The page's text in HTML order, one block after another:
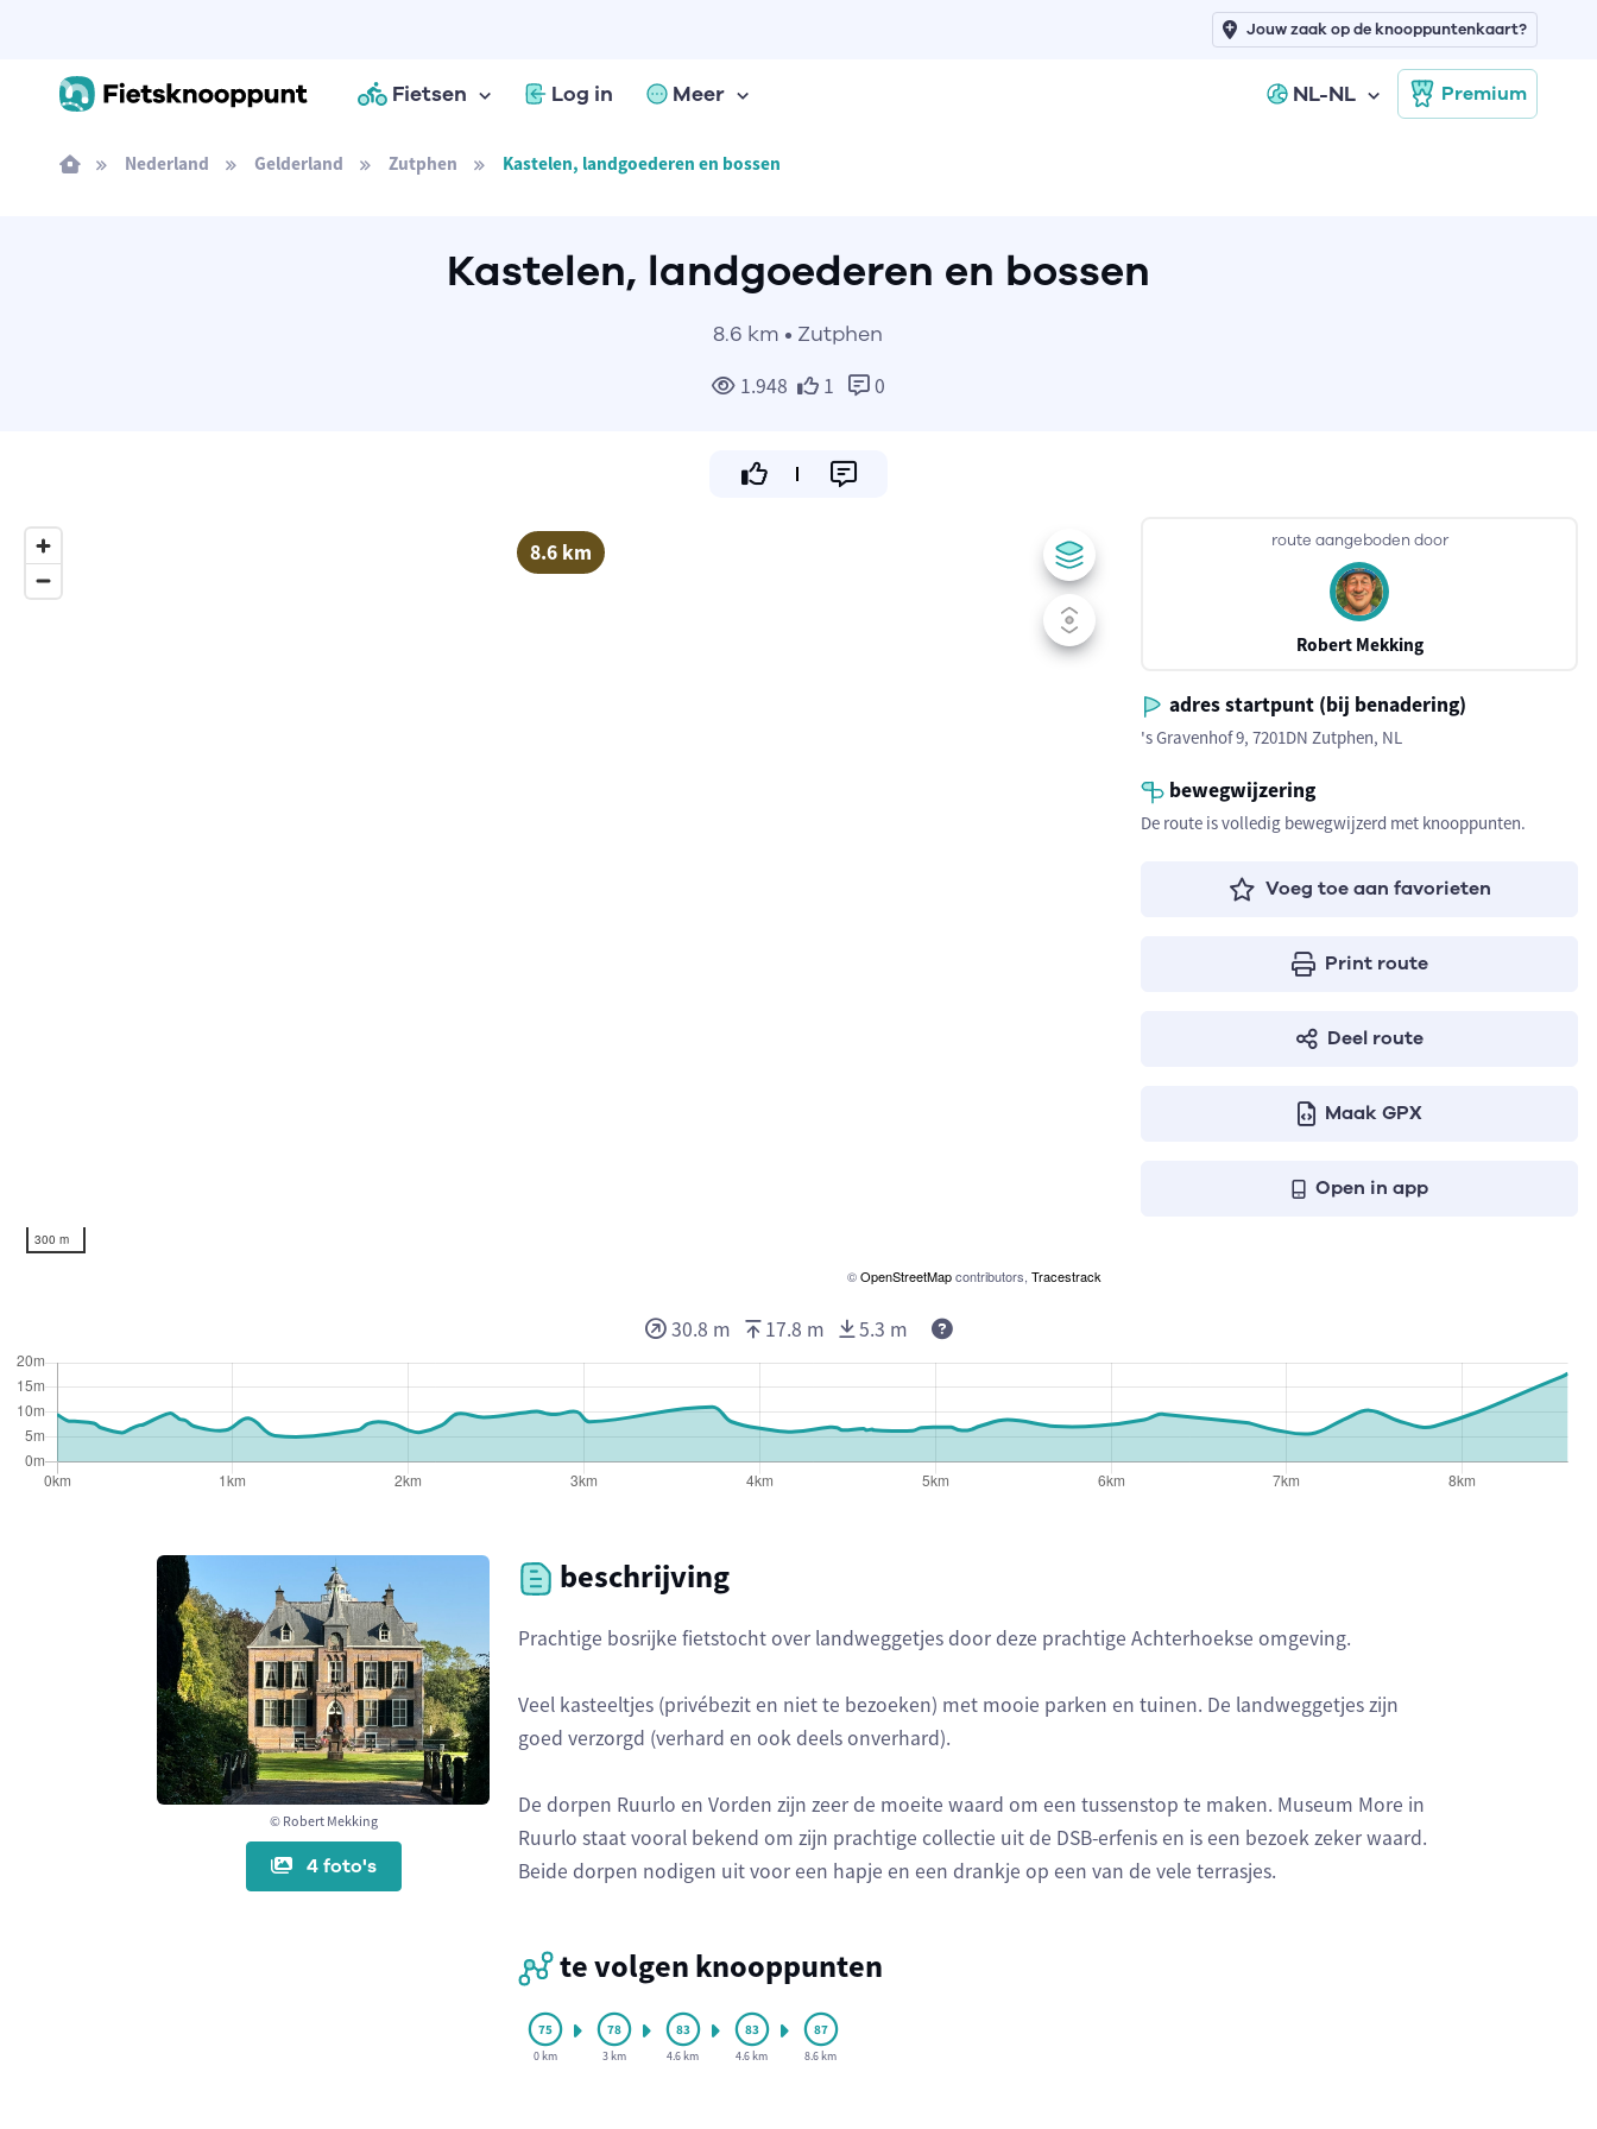
Fietsen Log in Meer NL-NL Premium
Jouw zaak op de knooppuntenkaart?
Nederland Gelderland Zutphen Kastelen, landgoederen en bossen
Kastelen, landgoederen en bossen
8.6 km • Zutphen
1.948 1 0
8.6 km
300 m
©OpenStreetMapcontributors, Tracestrack
route aangeboden door
Robert Mekking
adres startpunt (bij benadering)
's Gravenhof 9, 7201DN Zutphen, NL
bewegwijzering
De route is volledig bewegwijzerd met knooppunten.
Voeg toe aan favorieten
Print route
Deel route
Maak GPX
Open in app
30.8 m 17.8 m 5.3 m
© Robert Mekking
4 foto's
beschrijving
Prachtige bosrijke fietstocht over landweggetjes door deze prachtige Achterhoekse omgeving.
Veel kasteeltjes (privébezit en niet te bezoeken) met mooie parken en tuinen. De landweggetjes zijn
goed verzorgd (verhard en ook deels onverhard).
De dorpen Ruurlo en Vorden zijn zeer de moeite waard om een tussenstop te maken. Museum More in
Ruurlo staat vooral bekend om zijn prachtige collectie uit de DSB-erfenis en is een bezoek zeker waard.
Beide dorpen nodigen uit voor een hapje en een drankje op een van de vele terrasjes.
te volgen knooppunten
0 km 3 km 4.6 km 4.6 km 8.6 km